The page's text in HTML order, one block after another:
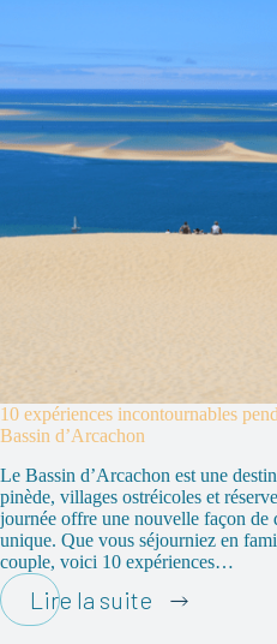
10 expériences incontournables
Bassin d’Arcachon
Le Bassin d’Arcachon est une
pinède, villages ostréicoles et
journée offre une nouvelle façon de
unique. Que vous séjourniez en
couple, voici 10 expériences…
Lire la suite 10